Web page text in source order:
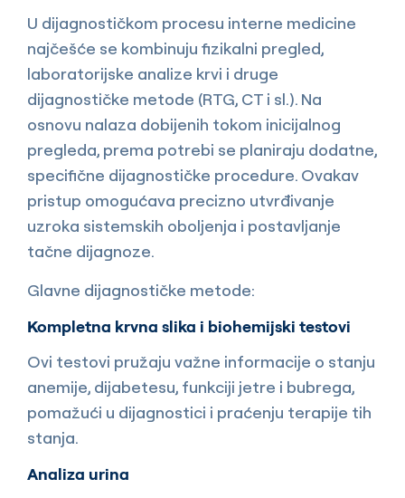
U dijagnostičkom procesu interne medicine
najčešće se kombinuju fizikalni pregled,
laboratorijske analize krvi i druge
dijagnostičke metode (RTG, CT i sl.). Na
osnovu nalaza dobijenih tokom inicijalnog
pregleda, prema potrebi se planiraju dodatne,
specifične dijagnostičke procedure. Ovakav
pristup omogućava precizno utvrđivanje
uzroka sistemskih oboljenja i postavljanje
tačne dijagnoze.
Glavne dijagnostičke metode:
Kompletna krvna slika i biohemijski testovi
Ovi testovi pružaju važne informacije o stanju
anemije, dijabetesu, funkciji jetre i bubrega,
pomažući u dijagnostici i praćenju terapije tih
stanja.
Analiza urina